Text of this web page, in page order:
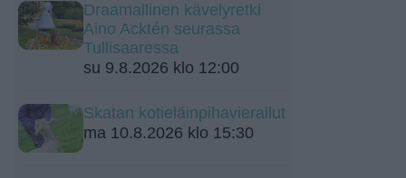
Draamallinen kävelyretki
Aino Acktén seurassa
Tullisaaressa
su 9.8.2026 klo 12:00
Skatan kotieläinpihavierailut
ma 10.8.2026 klo 15:30